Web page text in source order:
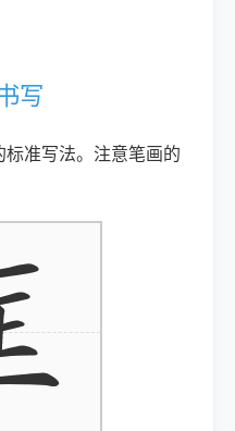
写
准写法。注意笔画的